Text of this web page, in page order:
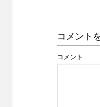
コメント
コメント